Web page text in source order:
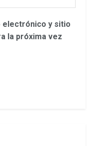
electrónico y sitio
la próxima vez